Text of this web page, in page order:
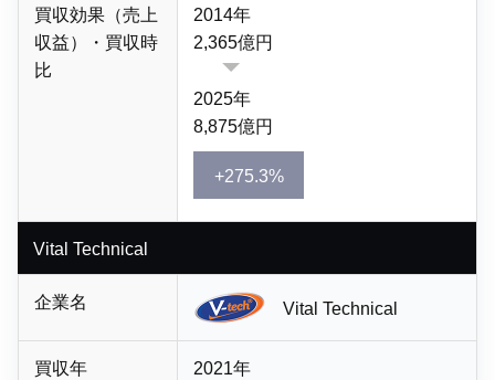
買収効果（売上
収益）・買収時
比
2014年
2,365億円
2025年
8,875億円
+275.3%
Vital Technical
企業名 Vital Technical
買収年 2021年